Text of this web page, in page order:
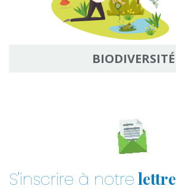
BIODIVERSITÉ
S'inscrire à notrelettre